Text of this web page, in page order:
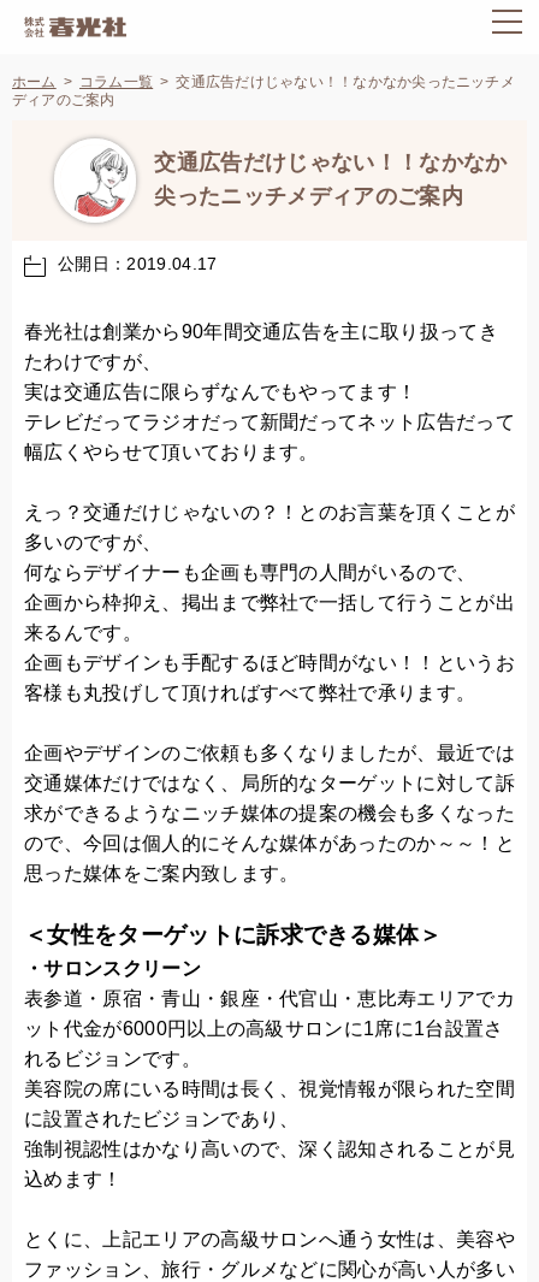
ホーム コラム一覧
交通広告だけじゃない！！なかなか尖ったニッチメ
ディアのご案内
交通広告だけじゃない！！なかなか
尖ったニッチメディアのご案内
公開日：2019.04.17
春光社は創業から90年間交通広告を主に取り扱ってき
たわけですが、
実は交通広告に限らずなんでもやってます！
テレビだってラジオだって新聞だってネット広告だって
幅広くやらせて頂いております。
えっ？交通だけじゃないの？！とのお言葉を頂くことが
多いのですが、
何ならデザイナーも企画も専門の人間がいるので、
企画から枠抑え、掲出まで弊社で一括して行うことが出
来るんです。
企画もデザインも手配するほど時間がない！！というお
客様も丸投げして頂ければすべて弊社で承ります。
企画やデザインのご依頼も多くなりましたが、最近では
交通媒体だけではなく、局所的なターゲットに対して訴
求ができるようなニッチ媒体の提案の機会も多くなった
ので、今回は個人的にそんな媒体があったのか～～！と
思った媒体をご案内致します。
＜女性をターゲットに訴求できる媒体＞
・サロンスクリーン
表参道・原宿・青山・銀座・代官山・恵比寿エリアでカ
ット代金が6000円以上の高級サロンに1席に1台設置さ
れるビジョンです。
美容院の席にいる時間は長く、視覚情報が限られた空間
に設置されたビジョンであり、
強制視認性はかなり高いので、深く認知されることが見
込めます！
とくに、上記エリアの高級サロンへ通う女性は、美容や
ファッション、旅行・グルメなどに関心が高い人が多い